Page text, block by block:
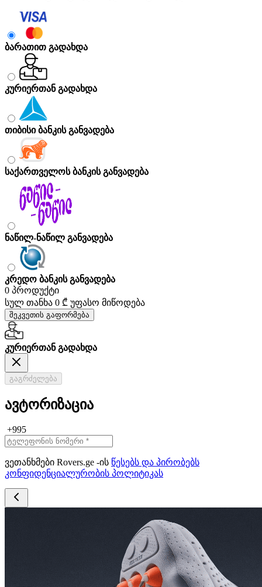
ბარათით გადახდა
კურიერთან გადახდა
თიბისი ბანკის განვადება
საქართველოს ბანკის განვადება
ნაწილ-ნაწილ განვადება
კრედო ბანკის განვადება
0 პროდუქტი
სულ თანხა 0 ₾ უფასო მიწოდება
შეკვეთის გაფორმება
კურიერთან გადახდა
გაგრძელება
ავტორიზაცია
+995
ვეთანხმები Rovers.ge -ის წესებს და პირობებს
კონფიდენციალურობის პოლიტიკას